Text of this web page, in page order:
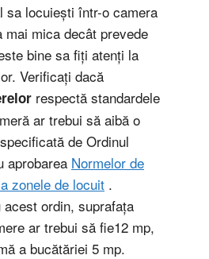
sa locuiești într-o camera
mai mica decât prevede
bine sa fiți atenți la
Verificați dacă
respectă standardele
ar trebui să aibă o
de Ordinul
aprobarea Normelor de
zonele de locuit .
ordin, suprafața
ar trebui să fie12 mp,
a bucătăriei 5 mp.